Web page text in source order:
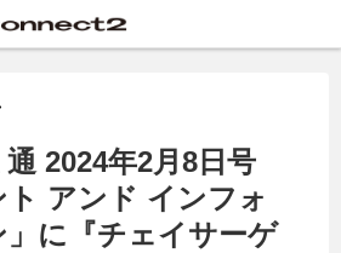
2024年2月8日号
ト アンド インフォ
」に『チェイサーゲ